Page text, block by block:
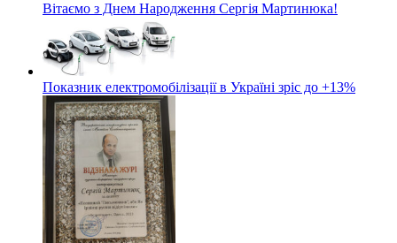
Вітаємо з Днем Народження Сергія Мартинюка!
Показник електромобілізації в Україні зріс до +13%